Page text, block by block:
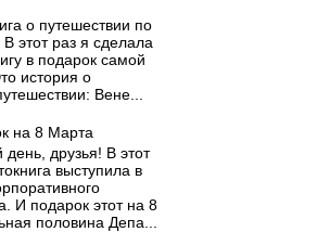
о путешествии по
этот раз я сделала
в подарок самой
история о
Вене...
на 8 Марта
друзья! В этот
выступила в
И подарок этот на 8
половина Депа...